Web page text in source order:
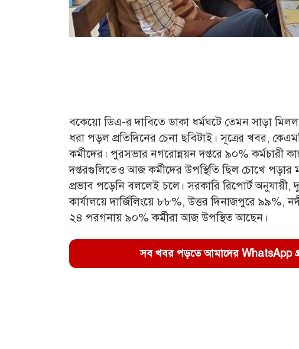
বকেয়াে ডিএ-র দাবিতে ডাকা ধর্মঘটে তেমন সাড়া
ধরা পড়ল প্রতিদিনের চেনা ছবিটাই। সূত্রের খবর,
কর্মীদের। পুরসভার নগরোন্নয়ন দপ্তরে ৯০%
দপ্তরগুলিতেও আজ কর্মীদের উপস্থিতি ছিল চোখে
প্রভাব পড়েনি বললেই চলে। সরকারি রিপোর্ট অনুযায়ী,
কার্যালয়ে দার্জিলিংয়ে ৮৮%, উত্তর দিনাজপুরে
২৪ পরগনায় ৯০% কর্মীরা আজ উপস্থিত আছেন।
সব খবর পড়তে আমাদের WhatsApp